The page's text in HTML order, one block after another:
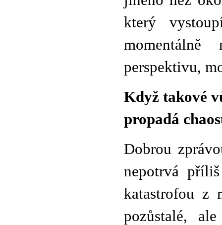
který
perspektivu,
Když takové
propadá
Dobrou
nepotrvá
katastrofou z
pozůstalé,